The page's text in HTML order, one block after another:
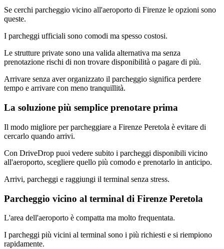
Se cerchi parcheggio vicino all'aeroporto di Firenze le opzioni sono
queste.
I parcheggi ufficiali sono comodi ma spesso costosi.
Le strutture private sono una valida alternativa ma senza
prenotazione rischi di non trovare disponibilità o pagare di più.
Arrivare senza aver organizzato il parcheggio significa perdere
tempo e arrivare con meno tranquillità.
La soluzione più semplice prenotare prima
Il modo migliore per parcheggiare a Firenze Peretola è evitare di
cercarlo quando arrivi.
Con DriveDrop puoi vedere subito i parcheggi disponibili vicino
all'aeroporto, scegliere quello più comodo e prenotarlo in anticipo.
Arrivi, parcheggi e raggiungi il terminal senza stress.
Parcheggio vicino al terminal di Firenze Peretola
L'area dell'aeroporto è compatta ma molto frequentata.
I parcheggi più vicini al terminal sono i più richiesti e si riempiono
rapidamente.